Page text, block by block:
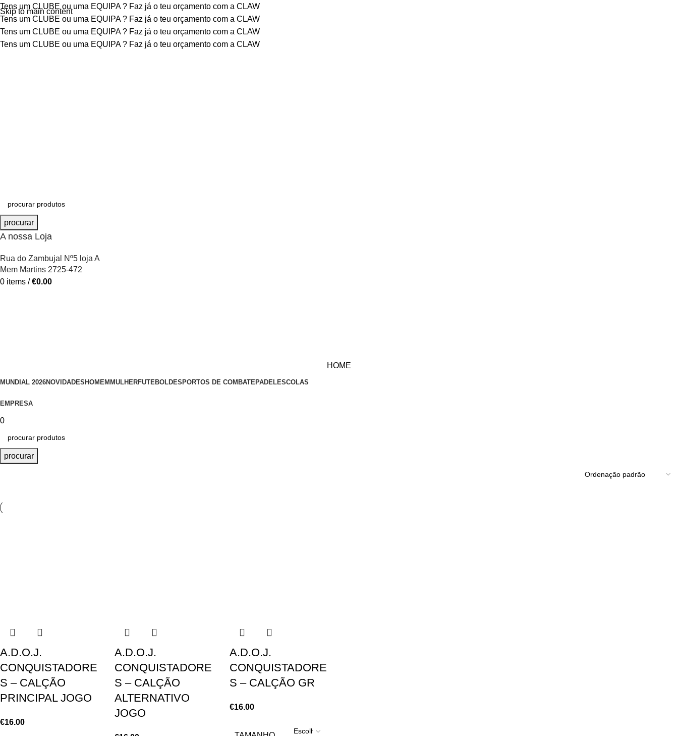
Skip to main content
Tens um CLUBE ou uma EQUIPA ? Faz já o teu orçamento com a CLAW
Tens um CLUBE ou uma EQUIPA ? Faz já o teu orçamento com a CLAW
Tens um CLUBE ou uma EQUIPA ? Faz já o teu orçamento com a CLAW
Tens um CLUBE ou uma EQUIPA ? Faz já o teu orçamento com a CLAW
procurar
A nossa Loja
Rua do Zambujal Nº5 loja A
Mem Martins 2725-472
0 items / €0.00
HOME
MUNDIAL 2026NOVIDADESHOMEMMULHERFUTEBOLDESPORTOS DE COMBATEPADELESCOLAS
EMPRESA
0
procurar
A.D.O.J.
CONQUISTADORE
S – CALÇÃO
PRINCIPAL JOGO
€16.00
A.D.O.J.
CONQUISTADORE
S – CALÇÃO
ALTERNATIVO
JOGO
A.D.O.J.
CONQUISTADORE
S – CALÇÃO GR
€16.00